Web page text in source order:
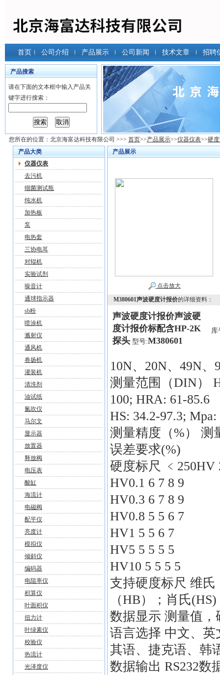
首页 公司介绍 产品展示 公司新闻 技术文章 招聘
产品搜索
请在下面的文本框中输入产品关
键字进行搜索：
您所在的位置： 北京海富达科技有限公司 >>> 首页>>产品展示>>仪器仪表>>硬
产品大类
仪器仪表
去污机
细菌测试瓶
纯水机
加热板
泵
电热套
三协电耳
对辊机
实验试剂
噪音计
通球指示器
sb粉
喷涂机
溅射仪
通风机
卷扬机
灌装机
清洗剂
油试纸
氮吹仪
马尔文
显示器
放置器
释放阀
电压表
酸缸
海流计
电磁阀
配平仪
亮度计
模拟仪
倾斜仪
编码器
电阻率仪
积算仪
叶面积仪
扭力计
叶绿素仪
校验仪
热流计
光泽度仪
产品展示
点击放大
M380601声波硬度计报价的详细资料：
声波硬度计报价声波硬
度计报价标配含HP-2K
探头 型号:M380601
库
10N、20N、49N
测量范围（DIN）
100; HRA: 61-85.6
HS: 34.2-97.3;
测量精度（%） 测
误差要求(%)
硬度标尺 ﹤250HV
HV0.1 6 7 8 9
HV0.3 6 7 8 9
HV0.8 5 5 6 7
HV1 5 5 6 7
HV5 5 5 5 5
HV10 5 5 5 5
支持硬度标尺 维
（HB）；肖氏(HS)
数据显示 测量值，
语言选择 中文、
其语、捷克语、韩
数据输出 RS232数